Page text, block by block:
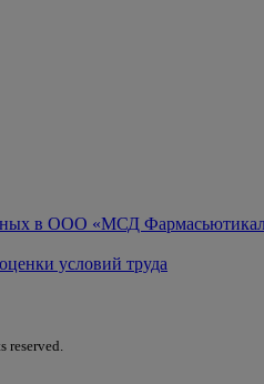
в ООО «МСД
условий труда
reserved.